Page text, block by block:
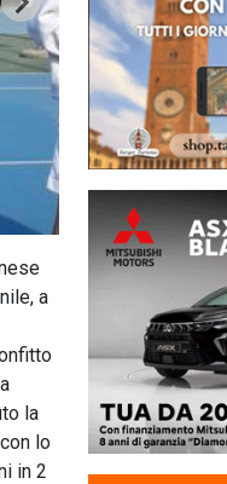
a
la
lo
in 2